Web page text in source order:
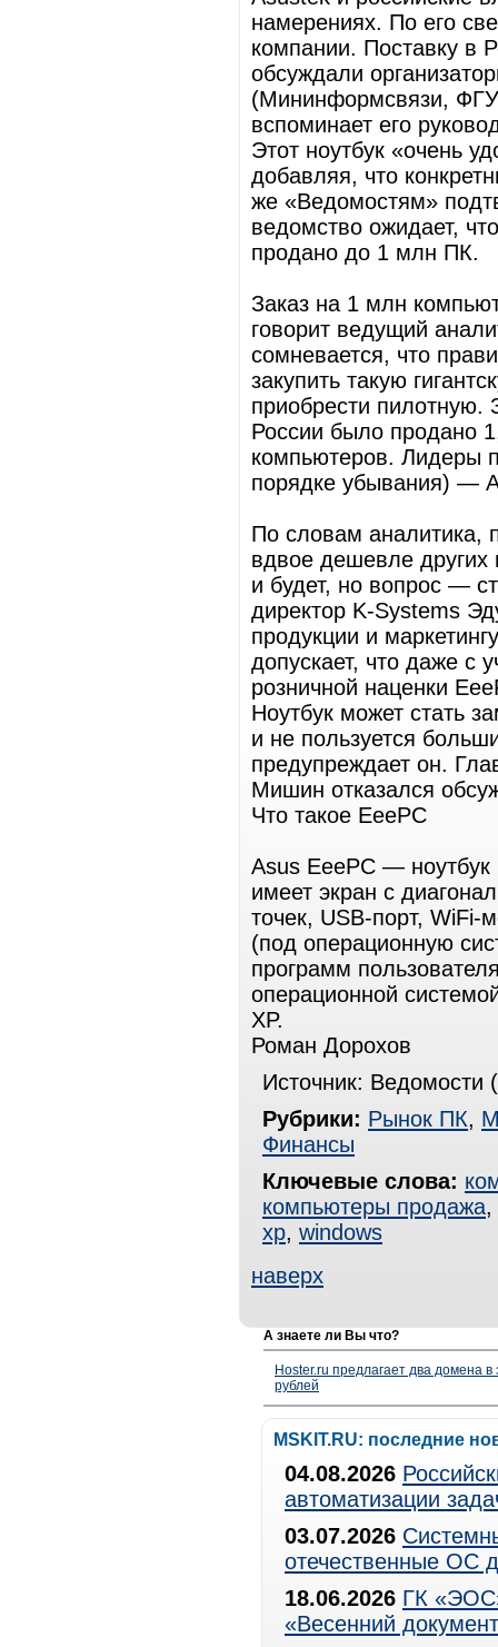
намерениях. По его
компании. Поставку в
обсуждали
(Мининформсвязи,
вспоминает его
Этот ноутбук «очень
добавляя, что
же «Ведомостям»
ведомство ожидает,
продано до 1 млн ПК.
Заказ на 1 млн
говорит ведущий
сомневается, что
закупить такую
приобрести пилотную.
России было продано
компьютеров. Лидеры
порядке убывания) —
По словам аналитика,
вдвое дешевле
и будет, но вопрос —
директор K-Systems
продукции и
допускает, что даже с
розничной наценки
Ноутбук может стать
и не пользуется
предупреждает он.
Мишин отказался
Что такое EeePC
Asus ЕeePC — ноутбук
имеет экран с
точек, USB-порт,
(под операционную
программ
операционной
XP.
Роман Дорохов
Источник: Ведомости (
Рубрики: Рынок ПК,
Финансы
Ключевые слова:
компьютеры продажа,
xp, windows
наверх
А знаете ли Вы что?
Hoster.ru предлагает два домена
рублей
MSKIT.RU: последние
04.08.2026
автоматизации
03.07.2026
отечественные ОС
18.06.2026 ГК
«Весенний